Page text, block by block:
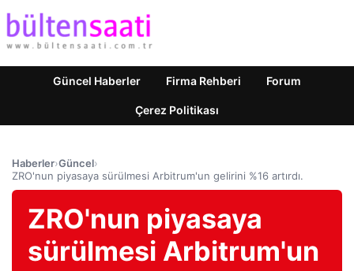
Güncel Haberler Firma Rehberi Forum
Çerez Politikası
Haberler›Güncel›
ZRO'nun piyasaya sürülmesi Arbitrum'un gelirini %16 artırdı.
ZRO'nun piyasaya
sürülmesi Arbitrum'un